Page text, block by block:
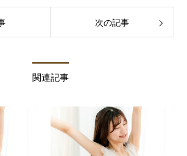
次の記事
関連記事